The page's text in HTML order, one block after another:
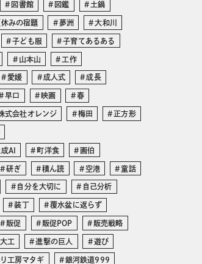
図書館 図鑑 土鍋
休みの宿題 夢洲 大和川
子ども服 子育てあるある
山本山 工作
愛媛 成人式 成長
早口 映画 春
式会社オレンジ 梅田 正方形
AI 町洋食 画伯
研ぎ 積ん読 空港 童話
自分を大切に 自己分析
装丁 覆水盆に返らず
販促 販促POP 販売戦略
工 進撃の巨人 遊び
工房マタギ 銀河鉄道999